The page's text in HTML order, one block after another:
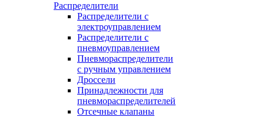
Распределители
Распределители с
электроуправлением
Распределители с
пневмоуправлением
Пневмораспределители
с ручным управлением
Дроссели
Принадлежности для
пневмораспределителей
Отсечные клапаны